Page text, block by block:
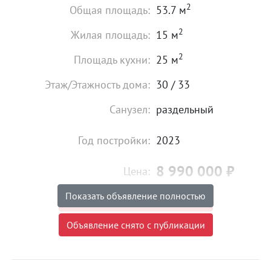
Общая площадь: 53.7 м2
Жилая площадь: 15 м2
Площадь кухни: 25 м2
Этаж/Этажность дома: 30 / 33
Санузел: раздельный
Год постройки: 2023
Цена: 8 990 000 ₽
Объявление снято с публикации
Ипотека: Не подходит
Показать объявление полностью
Объявление снято с публикации